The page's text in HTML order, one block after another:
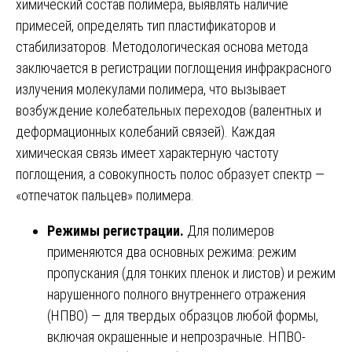
химический состав полимера, выявлять наличие
примесей, определять тип пластификаторов и
стабилизаторов. Методологическая основа метода
заключается в регистрации поглощения инфракрасного
излучения молекулами полимера, что вызывает
возбуждение колебательных переходов (валентных и
деформационных колебаний связей). Каждая
химическая связь имеет характерную частоту
поглощения, а совокупность полос образует спектр —
«отпечаток пальцев» полимера.
Режимы регистрации. Для полимеров
применяются два основных режима: режим
пропускания (для тонких пленок и листов) и режим
нарушенного полного внутреннего отражения
(НПВО) — для твердых образцов любой формы,
включая окрашенные и непрозрачные. НПВО-